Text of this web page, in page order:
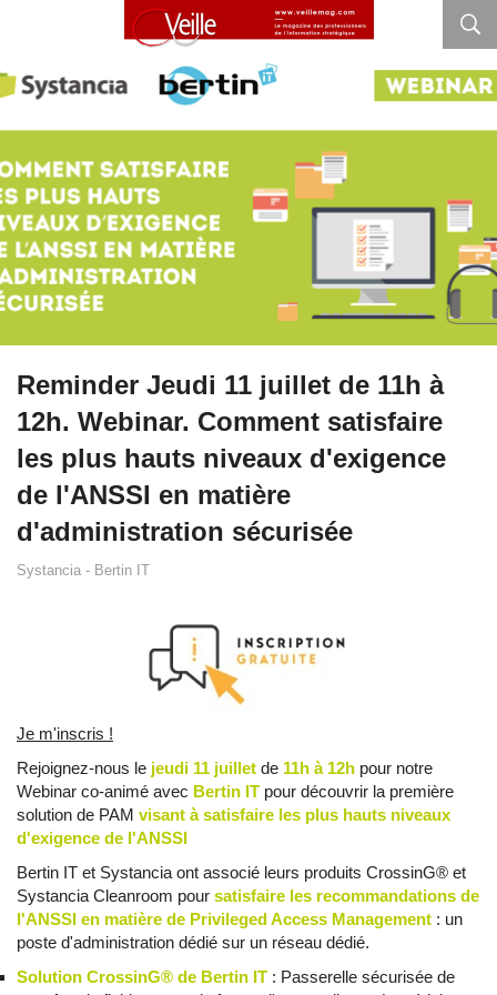
Reminder Jeudi 11 juillet de 11h à
12h. Webinar. Comment satisfaire
les plus hauts niveaux d'exigence
de l'ANSSI en matière
d'administration sécurisée
Systancia - Bertin IT
Je m'inscris !
Rejoignez-nous le jeudi 11 juillet de 11h à 12h pour notre
Webinar co-animé avec Bertin IT pour découvrir la première
solution de PAM visant à satisfaire les plus hauts niveaux
d'exigence de l'ANSSI
Bertin IT et Systancia ont associé leurs produits CrossinG® et
Systancia Cleanroom pour satisfaire les recommandations de
l'ANSSI en matière de Privileged Access Management : un
poste d'administration dédié sur un réseau dédié.
Solution CrossinG® de Bertin IT : Passerelle sécurisée de